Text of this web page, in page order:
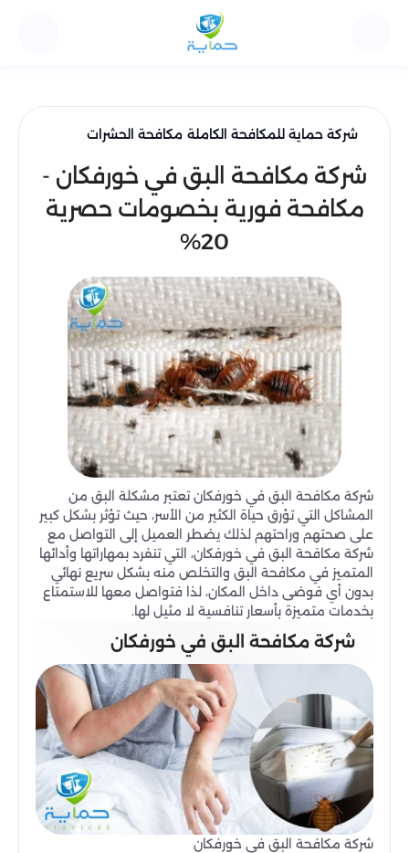
شركة حماية للمكافحة الكاملة مكافحة الحشرات
شركة مكافحة البق في خورفكان -
مكافحة فورية بخصومات حصرية
20%
شركة مكافحة البق في خورفكان تعتبر مشكلة البق من
المشاكل التي تؤرق حياة الكثير من الأسر، حيث تؤثر بشكل كبير
على صحتهم وراحتهم لذلك يضطر العميل إلى التواصل مع
شركة مكافحة البق في خورفكان، التي تنفرد بمهاراتها وأدائها
المتميز في مكافحة البق والتخلص منه بشكل سريع نهائي
بدون أي فوضى داخل المكان، لذا فتواصل معها للاستمتاع
بخدمات متميزة بأسعار تنافسية لا مثيل لها.
شركة مكافحة البق في خورفكان
شركة مكافحة البق في خورفكان